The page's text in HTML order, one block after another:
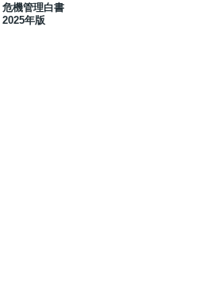
危機管理白書
2025年版